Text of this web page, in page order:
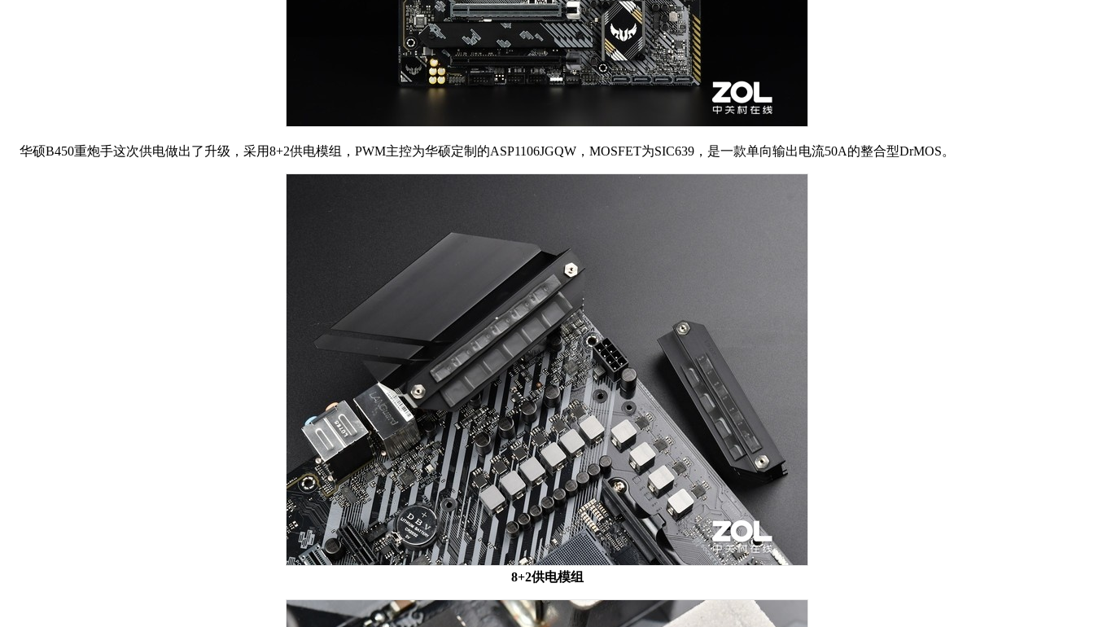
华硕B450重炮手这次供电做出了升级，采用8+2供电模组，PWM主控为华硕定制的ASP1106JGQW，MOSFET为SIC639，是一款单向输出电流50A的整合型DrMOS。
8+2供电模组